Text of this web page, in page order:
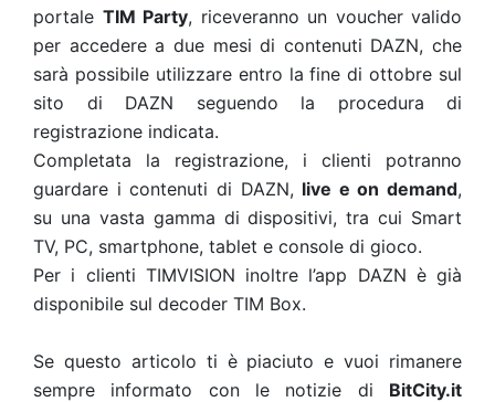
portale TIM Party, riceveranno un voucher valido
per accedere a due mesi di contenuti DAZN, che
sarà possibile utilizzare entro la fine di ottobre sul
sito di DAZN seguendo la procedura di
registrazione indicata.
Completata la registrazione, i clienti potranno
guardare i contenuti di DAZN, live e on demand,
su una vasta gamma di dispositivi, tra cui Smart
TV, PC, smartphone, tablet e console di gioco.
Per i clienti TIMVISION inoltre l’app DAZN è già
disponibile sul decoder TIM Box.
Se questo articolo ti è piaciuto e vuoi rimanere
sempre informato con le notizie di BitCity.it